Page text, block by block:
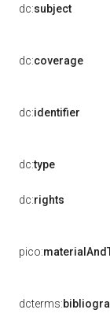
dc:subject
dc:coverage
dc:identifier
dc:type
dc:rights
pico:
dcterms: